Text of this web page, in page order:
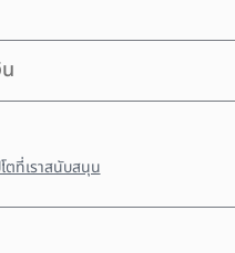
ตที่เราสนับสนุน